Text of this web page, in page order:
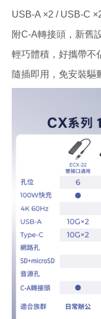
USB-A ×2 / USB-C
附C-A轉接頭，新舊
輕巧體積，好攜帶不
隨插即用，免安裝驅